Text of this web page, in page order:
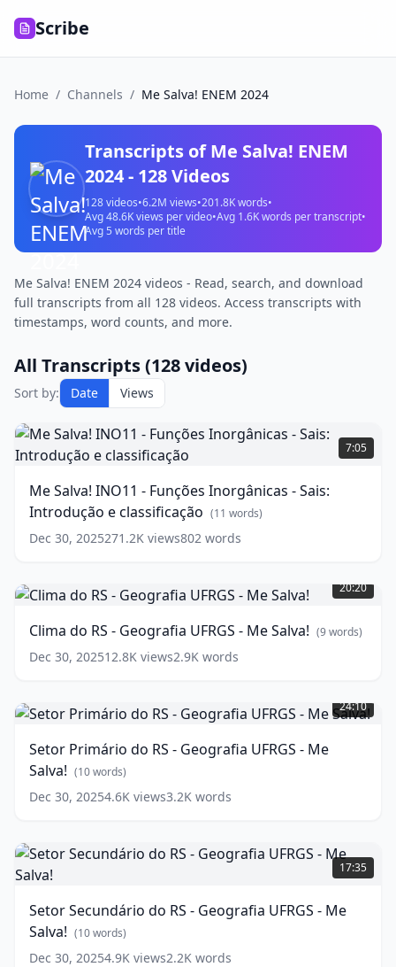
Scribe
Home / Channels / Me Salva! ENEM 2024
Transcripts ofMe Salva! ENEM
2024- 128Videos
128videos•6.2M views•201.8Kwords•
Avg48.6Kviews per video•Avg 1.6Kwords per transcript•
Avg 5 words per title
Me Salva! ENEM 2024 videos - Read, search, and download
full transcripts from all 128 videos. Access transcripts with
timestamps, word counts, and more.
All Transcripts (128videos)
Sort by: Date
Views
Me
Salva!
INO11
Funções
Inorgânicas
Sais:
e
classificação ( 11
7:05
Me Salva! INO11 - Funções Inorgânicas - Sais:
Introdução e classificação (11 words)
Dec 30, 2025271.2K views802 words
do
RS
Geografia
UFRGS
Salva!
words)
20:20
Clima do RS - Geografia UFRGS - Me Salva! (9words)
Dec 30, 202512.8K views2.9K words
Primário
do
-
Geografia
UFRGS
Salva!
(10
words)
24:10
Setor Primário do RS - Geografia UFRGS - Me
Salva! (10words)
Dec 30, 20254.6K views3.2K words
Setor
Secundário
do
-
Geografia
UFRGS
17:35
Setor Secundário do RS - Geografia UFRGS - Me
Salva! (10words)
Dec 30, 20254.9K views2.2K words